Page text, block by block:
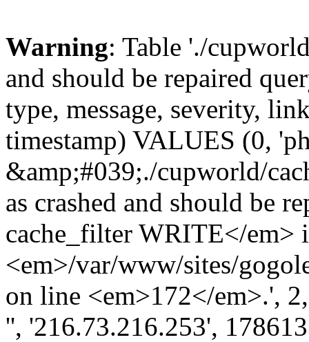
Warning: Table './
and should be repaired
type, message, severity,
timestamp) VALUES (0,
&amp;#039;./cupworld/
as crashed and should be
cache_filter WRITE</em>
<em>/var/www/sites/
on line <em>172</em>.',
'', '216.73.216.253',